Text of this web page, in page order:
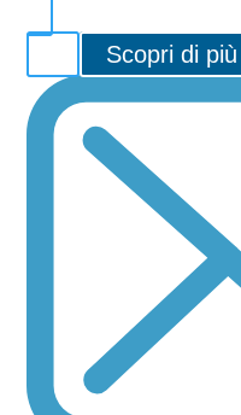
Scopri di più